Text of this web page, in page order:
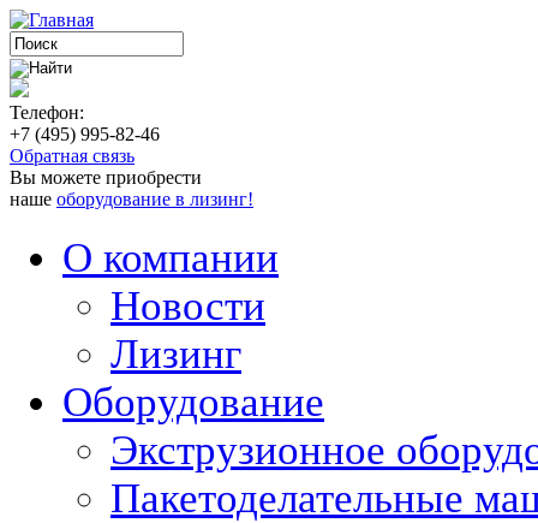
Телефон:
+7 (495) 995-82-46
Обратная связь
Вы можете приобрести
наше оборудование в лизинг!
О компании
Новости
Лизинг
Оборудование
Экструзионное
Пакетоделательные